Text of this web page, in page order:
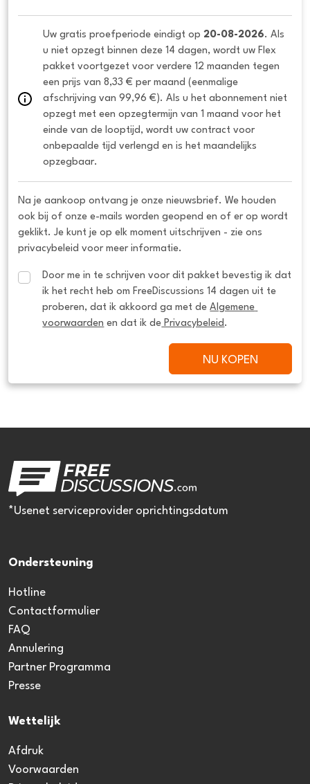
Uw gratis proefperiode eindigt op 20-08-2026. Als
u niet opzegt binnen deze 14 dagen, wordt uw Flex
pakket voortgezet voor verdere 12 maanden tegen
een prijs van 8,33 € per maand (eenmalige
afschrijving van 99,96 €). Als u het abonnement niet
opzegt met een opzegtermijn van 1 maand voor het
einde van de looptijd, wordt uw contract voor
onbepaalde tijd verlengd en is het maandelijks
opzegbaar.
Na je aankoop ontvang je onze nieuwsbrief. We houden
ook bij of onze e-mails worden geopend en of er op wordt
geklikt. Je kunt je op elk moment uitschrijven - zie ons
privacybeleid voor meer informatie.
Door me in te schrijven voor dit pakket bevestig ik dat
ik het recht heb om FreeDiscussions 14 dagen uit te
proberen, dat ik akkoord ga met de Algemene
voorwaarden en dat ik de Privacybeleid .
NU KOPEN
*Usenet serviceprovider oprichtingsdatum
Ondersteuning
Hotline
Contactformulier
FAQ
Annulering
Partner Programma
Presse
Wettelijk
Afdruk
Voorwaarden